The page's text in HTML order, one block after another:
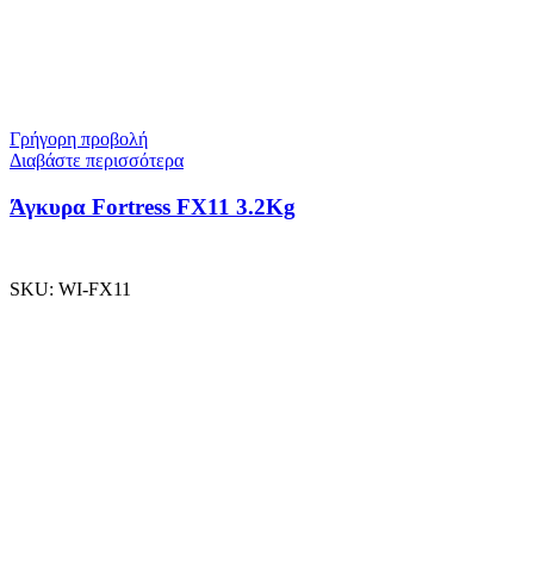
Γρήγορη προβολή
Διαβάστε περισσότερα
Άγκυρα Fortress FX11 3.2Kg
SKU: WI-FX11